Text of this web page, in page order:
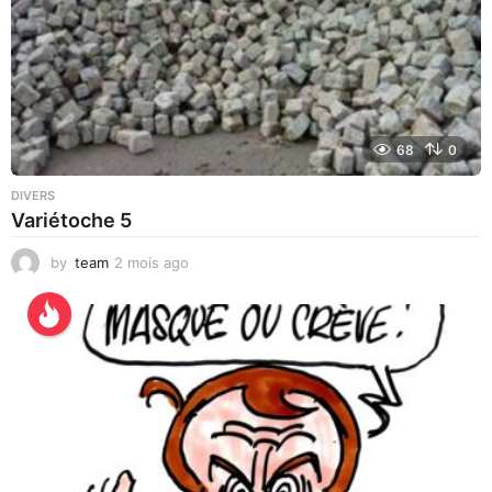
o
68 0
DIVERS
Variétoche 5
by team 2 mois ago
e
m
a
i
n
e
s
g